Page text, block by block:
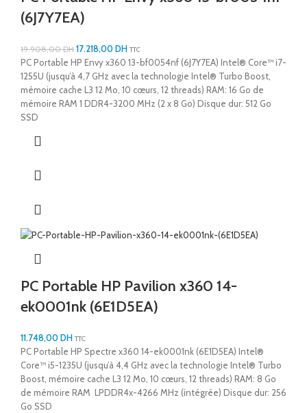
(6J7Y7EA)
19.908,00DH 17.218,00DH TTC
PC Portable HP Envy x360 13-bf0054nf (6J7Y7EA) Intel® Core™ i7-
1255U (jusqu’à 4,7 GHz avec la technologie Intel® Turbo Boost,
mémoire cache L3 12 Mo, 10 cœurs, 12 threads) RAM: 16 Go de
mémoire RAM 1 DDR4-3200 MHz (2 x 8 Go) Disque dur: 512 Go
SSD
PC Portable HP Pavilion x360 14-
ek0001nk (6E1D5EA)
11.748,00DH TTC
PC Portable HP Spectre x360 14-ek0001nk (6E1D5EA) Intel®
Core™ i5-1235U (jusqu’à 4,4 GHz avec la technologie Intel® Turbo
Boost, mémoire cache L3 12 Mo, 10 cœurs, 12 threads) RAM: 8 Go
de mémoire RAM LPDDR4x-4266 MHz (intégrée) Disque dur: 256
Go SSD